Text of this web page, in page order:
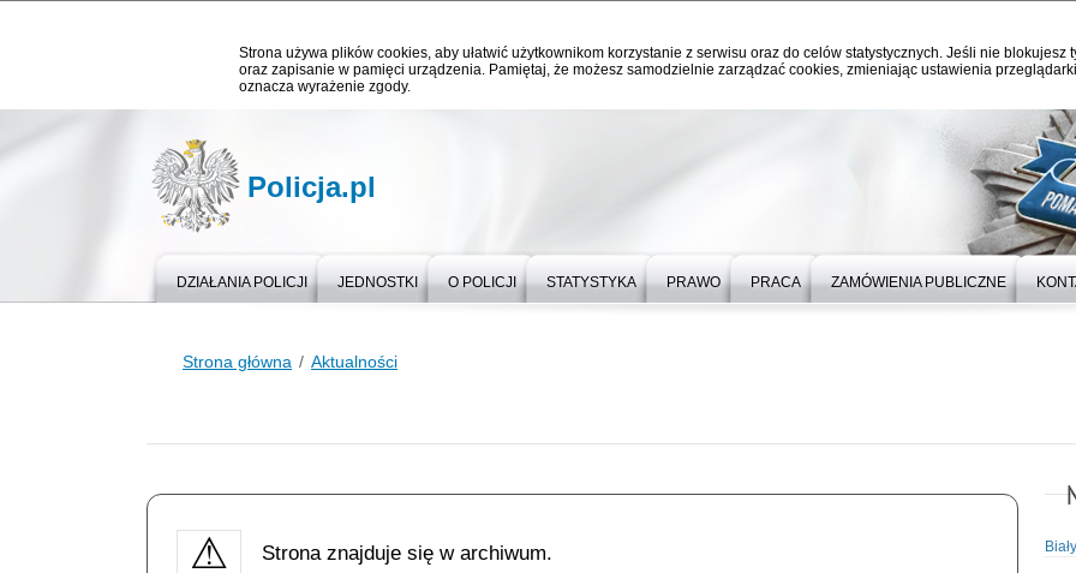
Strona używa plików cookies, aby ułatwić użytkownikom korzystanie z serwisu oraz do celów statystycznych. Jeśli nie blokujesz
oraz zapisanie w pamięci urządzenia. Pamiętaj, że możesz samodzielnie zarządzać cookies, zmieniając ustawienia
oznacza wyrażenie zgody.
Policja.pl
DZIAŁANIA POLICJI JEDNOSTKI O POLICJI STATYSTYKA PRAWO PRACA ZAMÓWIENIA PUBLICZNE
Strona główna Aktualności
Strona znajduje się w archiwum.